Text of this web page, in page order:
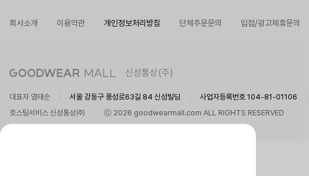
회사소개 이용약관 개인정보처리방침 단체주문문의 입점/광고제휴문의
신성통상(주)
대표자 염태순 서울 강동구 풍성로63길 84 신성빌딩 사업자등록번호 104-81-01106
호스팅서비스 신성통상㈜
ⓒ 2026 goodwearmall.com ALL RIGHTS RESERVED